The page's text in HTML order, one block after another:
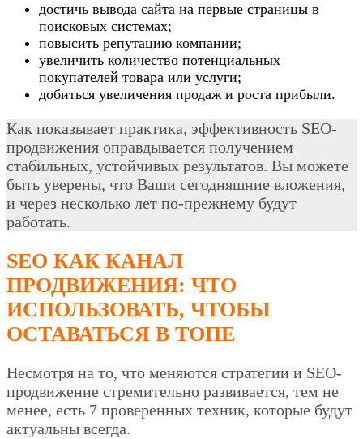
достичь вывода сайта на первые страницы в
поисковых системах;
повысить репутацию компании;
увеличить количество потенциальных
покупателей товара или услуги;
добиться увеличения продаж и роста прибыли.
Как показывает практика, эффективность SEO-
продвижения оправдывается получением
стабильных, устойчивых результатов. Вы можете
быть уверены, что Ваши сегодняшние вложения,
и через несколько лет по-прежнему будут
работать.
SEO КАК КАНАЛ
ПРОДВИЖЕНИЯ: ЧТО
ИСПОЛЬЗОВАТЬ, ЧТОБЫ
ОСТАВАТЬСЯ В ТОПЕ
Несмотря на то, что меняются стратегии и SEO-
продвижение стремительно развивается, тем не
менее, есть 7 проверенных техник, которые будут
актуальны всегда.